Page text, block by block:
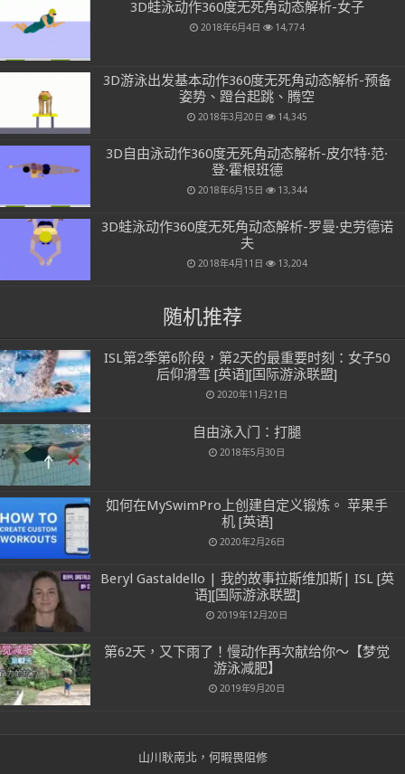
3D蛙泳动作360度无死角动态解析-女子
2018年6月4日 14,774
3D游泳出发基本动作360度无死角动态解析-预备
姿势、蹬台起跳、腾空
2018年3月20日 14,345
3D自由泳动作360度无死角动态解析-皮尔特·范·
登·霍根班德
2018年6月15日 13,344
3D蛙泳动作360度无死角动态解析-罗曼·史劳德诺
夫
2018年4月11日 13,204
随机推荐
ISL第2季第6阶段，第2天的最重要时刻：女子50
后仰滑雪 [英语][国际游泳联盟]
2020年11月21日
自由泳入门：打腿
2018年5月30日
如何在MySwimPro上创建自定义锻炼。 苹果手
机 [英语]
2020年2月26日
Beryl Gastaldello | 我的故事拉斯维加斯| ISL [英
语][国际游泳联盟]
2019年12月20日
第62天，又下雨了！慢动作再次献给你～【梦觉
游泳减肥】
2019年9月20日
山川耿南北，何暇畏阻修